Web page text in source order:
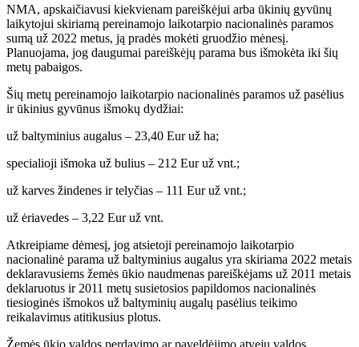
NMA, apskaičiavusi kiekvienam pareiškėjui arba ūkinių gyvūnų
laikytojui skiriamą pereinamojo laikotarpio nacionalinės paramos
sumą už 2022 metus, ją pradės mokėti gruodžio mėnesį.
Planuojama, jog daugumai pareiškėjų parama bus išmokėta iki šių
metų pabaigos.
Šių metų pereinamojo laikotarpio nacionalinės paramos už pasėlius
ir ūkinius gyvūnus išmokų dydžiai:
už baltyminius augalus – 23,40 Eur už ha;
specialioji išmoka už bulius – 212 Eur už vnt.;
už karves žindenes ir telyčias – 111 Eur už vnt.;
už ėriavedes – 3,22 Eur už vnt.
Atkreipiame dėmesį, jog atsietoji pereinamojo laikotarpio
nacionalinė parama už baltyminius augalus yra skiriama 2022 metais
deklaravusiems žemės ūkio naudmenas pareiškėjams už 2011 metais
deklaruotus ir 2011 metų susietosios papildomos nacionalinės
tiesioginės išmokos už baltyminių augalų pasėlius teikimo
reikalavimus atitikusius plotus.